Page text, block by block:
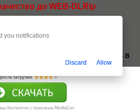
до WEB-DLRip
ДОБАВИТЬ В
ЗАКЛАДКИ:
you notifications
Discard Allow